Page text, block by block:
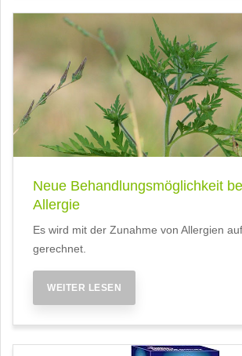
Neue Behandlungsmöglichkeit
Allergie
Es wird mit der Zunahme von Allergien
gerechnet.
WEITER LESEN